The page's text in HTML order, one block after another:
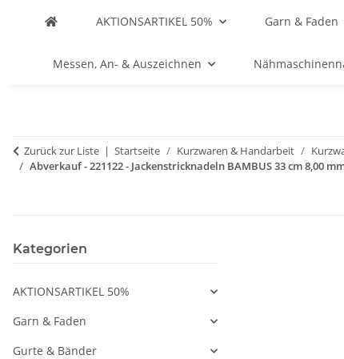
AKTIONSARTIKEL 50% Garn & Faden
Messen, An- & Auszeichnen
Zurück zur Liste Startseite Kurzwaren & Handarbeit
Abverkauf - 221122 - Jackenstricknadeln BAMBUS 33 cm 8,00 mm
Kategorien
AKTIONSARTIKEL 50%
Garn & Faden
Gurte & Bänder